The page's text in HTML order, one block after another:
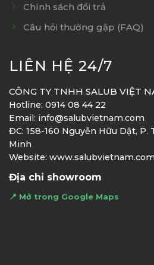
Chính sách đổi trả
Câu hỏi thường gặp (FAQ)
LIÊN HỆ 24/7
CÔNG TY TNHH SALUB VIỆT
Hotline: 0914 08 44 22
Email: info@salubvietnam.com
ĐC: 158-160 Nguyễn Hữu Dật, P.
Minh
Website: www.salubvietnam.com
Địa chỉ showroom
📍 Mở trong Google Maps